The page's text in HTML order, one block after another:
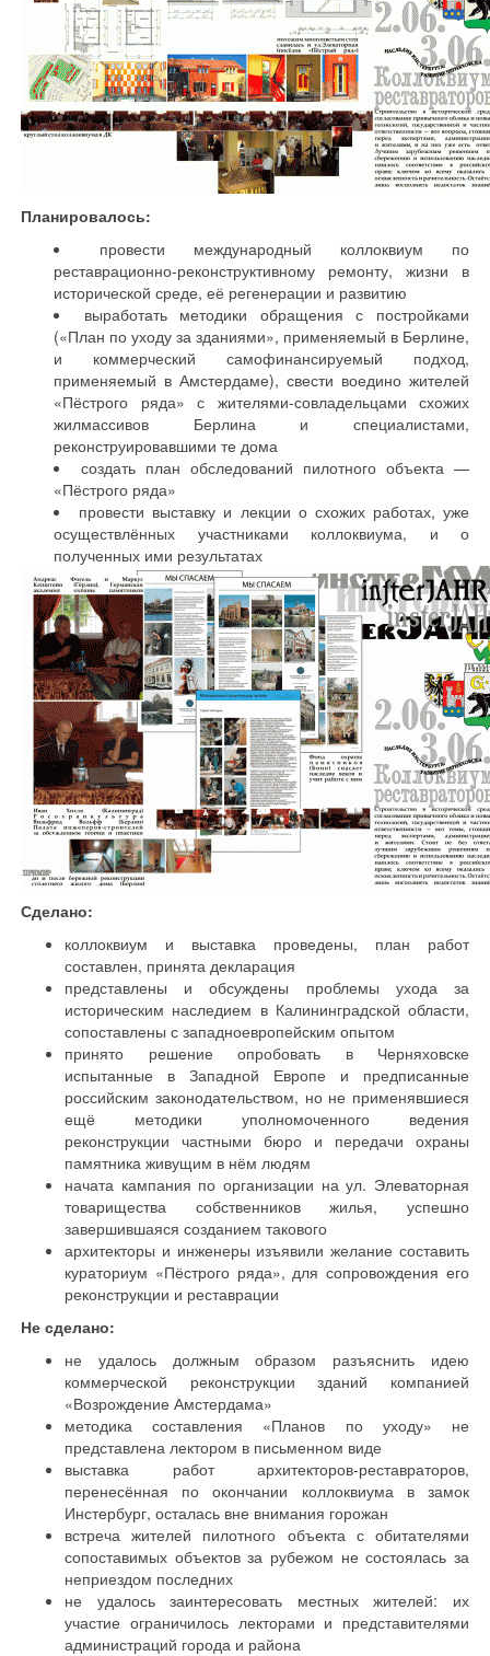
Планировалось:
провести международный коллоквиум по
реставрационно-реконструктивному ремонту, жизни в
исторической среде, её регенерации и развитию
выработать методики обращения с постройками
(«План по уходу за зданиями», применяемый в Берлине,
и коммерческий самофинансируемый подход,
применяемый в Амстердаме), свести воедино жителей
«Пёстрого ряда» с жителями-совладельцами схожих
жилмассивов Берлина и специалистами,
реконструировавшими те дома
создать план обследований пилотного объекта —
«Пёстрого ряда»
провести выставку и лекции о схожих работах, уже
осуществлённых участниками коллоквиума, и о
полученных ими результатах
Сделано:
коллоквиум и выставка проведены, план работ
составлен, принята декларация
представлены и обсуждены проблемы ухода за
историческим наследием в Калининградской области,
сопоставлены с западноевропейским опытом
принято решение опробовать в Черняховске
испытанные в Западной Европе и предписанные
российским законодательством, но не применявшиеся
ещё методики уполномоченного ведения
реконструкции частными бюро и передачи охраны
памятника живущим в нём людям
начата кампания по организации на ул. Элеваторная
товарищества собственников жилья, успешно
завершившаяся созданием такового
архитекторы и инженеры изъявили желание составить
кураториум «Пёстрого ряда», для сопровождения его
реконструкции и реставрации
Не сделано:
не удалось должным образом разъяснить идею
коммерческой реконструкции зданий компанией
«Возрождение Амстердама»
методика составления «Планов по уходу» не
представлена лектором в письменном виде
выставка работ архитекторов-реставраторов,
перенесённая по окончании коллоквиума в замок
Инстербург, осталась вне внимания горожан
встреча жителей пилотного объекта с обитателями
сопоставимых объектов за рубежом не состоялась за
неприездом последних
не удалось заинтересовать местных жителей: их
участие ограничилось лекторами и представителями
администраций города и района